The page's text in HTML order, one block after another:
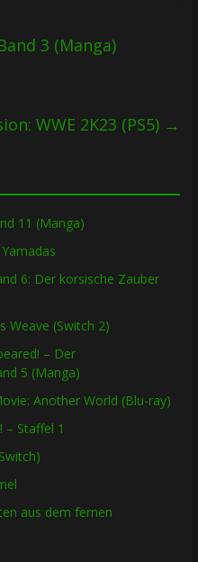
3 (Manga)
WWE 2K23 (PS5) →
11 (Manga)
6: Der korsische Zauber
Weave (Switch 2)
– Der
5 (Manga)
Another World (Blu-ray)
– Staffel 1
aus dem fernen